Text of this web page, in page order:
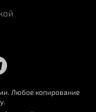
Любое копирование